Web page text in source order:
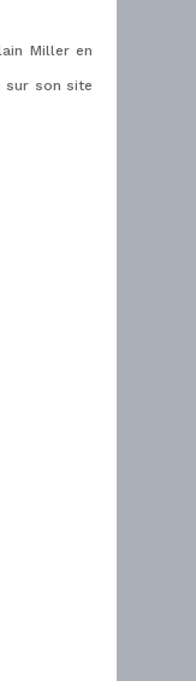
Miller en
sur son site